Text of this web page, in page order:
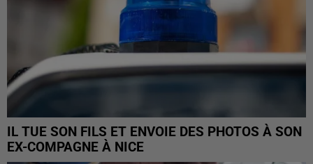
IL TUE SON FILS ET ENVOIE DES PHOTOS À SON
EX-COMPAGNE À NICE